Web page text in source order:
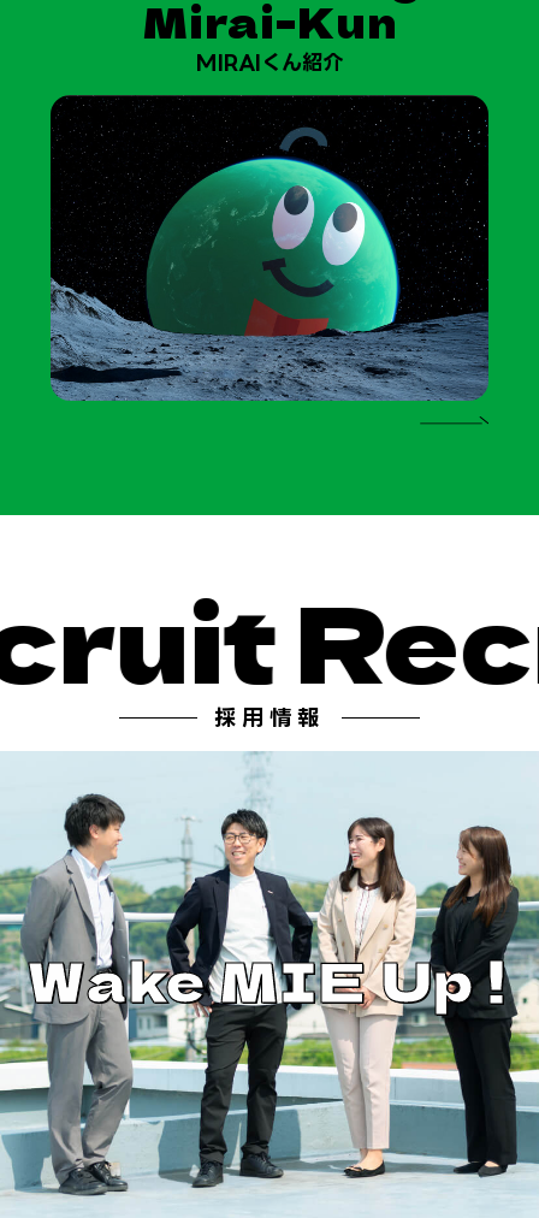
Mirai-Kun
MIRAIくん紹介
採用情報
Wake MIE Up !